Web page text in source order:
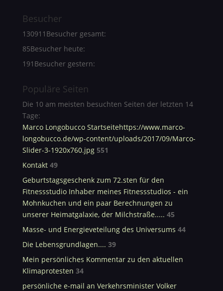
Besucher
130911 Besucher gesamt:
85Besucher heute:
191 Besucher gestern:
Populäre Seiten
Die 10 am meisten besuchten Seiten der letzten 14
Tage:
Marco Longobucco Startseitehttps://www.marco-
longobucco.de/wp-content/uploads/2017/09/Marco-
Slider-3-1920x760.jpg 551
Kontakt 49
Geburtstagsgeschenk zum 72.sten für den
Fitnessstudio Inhaber meines Fitnessstudios - ein
Mohnkuchen und ein paar Berechnungen zu
unserer Heimatgalaxie, der Milchstraße..... 45
Masse- und Energieveteilung des Universums 44
Die Lebensgrundlagen.... 39
Mein persönliches Kommentar zu den aktuellen
Klimaprotesten 34
persönliche e-mail an Verkehrsminister Volker